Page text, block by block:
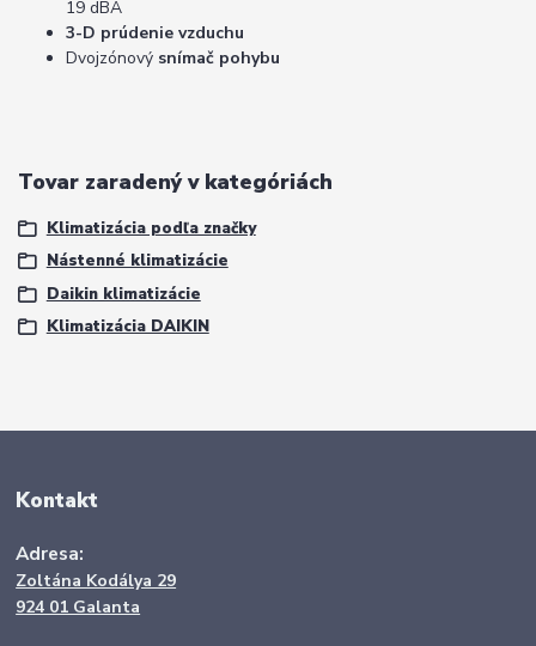
19 dBA
3-D prúdenie vzduchu
Dvojzónový snímač pohybu
Tovar zaradený v kategóriách
Klimatizácia podľa značky
Nástenné klimatizácie
Daikin klimatizácie
Klimatizácia DAIKIN
Kontakt
Adresa:
Zoltána Kodálya 29
924 01 Galanta